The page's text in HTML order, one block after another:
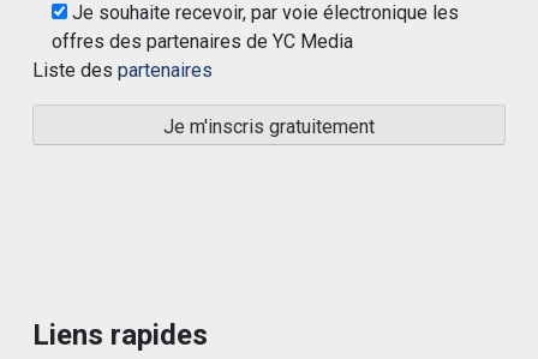
Je souhaite recevoir, par voie électronique les
offres des partenaires de YC Media
Liste des partenaires
Liens rapides